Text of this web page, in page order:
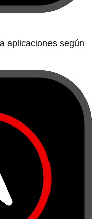
aplicaciones según